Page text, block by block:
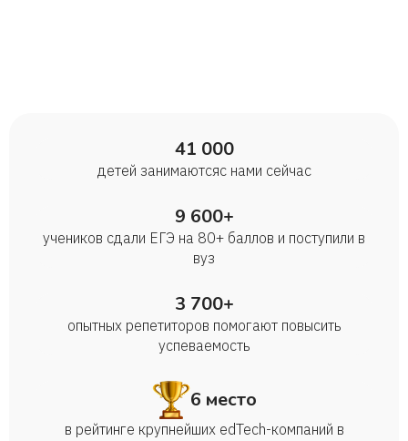
41 000
детей занимаются с нами сейчас
9 600+
учеников сдали ЕГЭ на 80+ баллов и поступили в
вуз
3 700+
опытных репетиторов помогают повысить
успеваемость
6 место
в рейтинге крупнейших edTech-компаний в